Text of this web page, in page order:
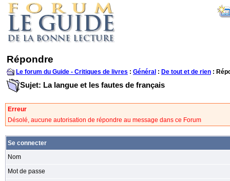
Répondre
Le forum du Guide - Critiques de livres : Général : De tout et de rien :
Sujet: La langue et les fautes de français
Erreur
Désolé, aucune autorisation de répondre au message dans ce Forum
Se connecter
Nom
Mot de passe